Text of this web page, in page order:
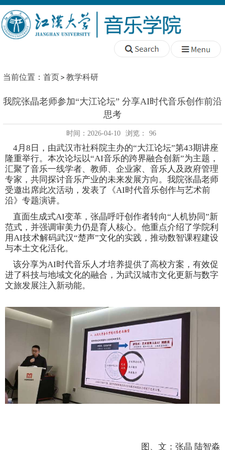
当前位置： 首页 教学科研
我院张晶老师参加“大江论坛” 分享AI时代音乐创作前沿
思考
时间：2026-04-10 浏览： 96
4月8日，由武汉市社科院主办的“大江论坛”第43期讲座
隆重举行。本次论坛以“AI音乐的跨界融合创新”为主题，
汇聚了音乐一线学者、教师、企业家、音乐人及政府管理
专家，共同探讨音乐产业的未来发展方向。我院张晶老师
受邀出席此次活动，发表了《AI时代音乐创作与艺术前
沿》专题演讲。
直面生成式AI变革，张晶呼吁创作者转向“人机协同”新
范式，并强调审美力仍是育人核心。他重点介绍了学院利
用AI技术解码武汉“楚声”文化的实践，推动数智课程建设
与本土文化活化。
该分享为AI时代音乐人才培养提供了高校方案，有效促
进了科技与地域文化的融合，为武汉城市文化更新与数字
文旅发展注入新动能。
图、文：张晶 陆智淼